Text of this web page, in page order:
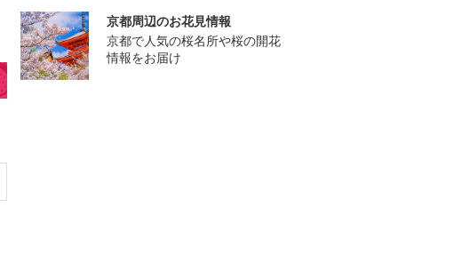
京都周辺のお花見情報
京都で人気の桜名所や桜の開花
情報をお届け